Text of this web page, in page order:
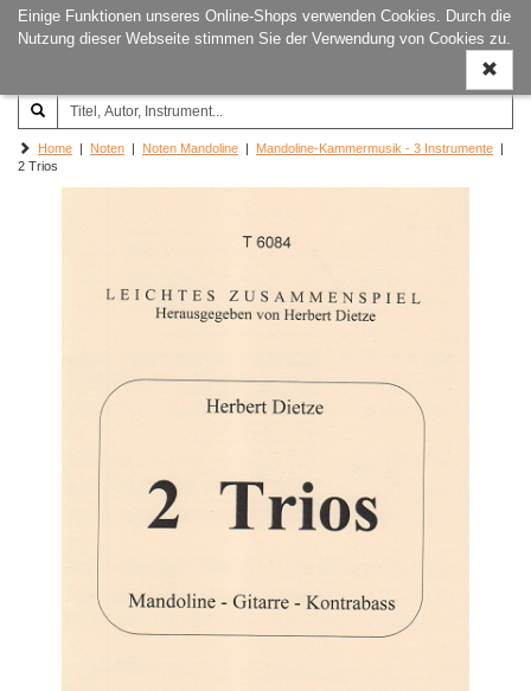
Einige Funktionen unseres Online-Shops verwenden Cookies. Durch die
Nutzung dieser Webseite stimmen Sie der Verwendung von Cookies zu.
ein-/
Joachim‐Trekel‐Musikverlag,
Hamburg
Home | Noten | Noten Mandoline | Mandoline-Kammermusik - 3 Instrumente |
2 Trios